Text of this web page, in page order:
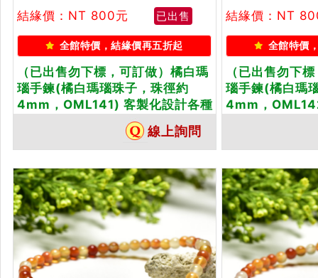
結緣價：NT 800元
已出售
全館特價，結緣價再五折起
（已出售勿下標，可訂做）橘白瑪
瑙手鍊(橘白瑪瑙珠子，珠徑約
4mm，OML141) 客製化設計各種
橘白瑪瑙珠串、橘白瑪瑙珠子、橘
白瑪瑙手鍊、橘白瑪瑙手珠。★附
東方翡翠寶石保證卡
線上詢問
結緣價：NT
全館特價
（已出售勿下
瑙手鍊(橘白瑪
4mm，
東方翡翠寶石保